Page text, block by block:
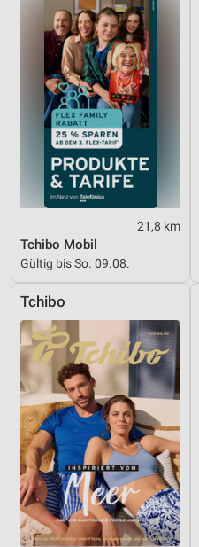
21,8 km
Tchibo Mobil
Gültig bis So. 09.08.
Tchibo
Nicht-IAB-Verarbeitungszwecke:
Notwendig
Performance
Funktional
Werbung